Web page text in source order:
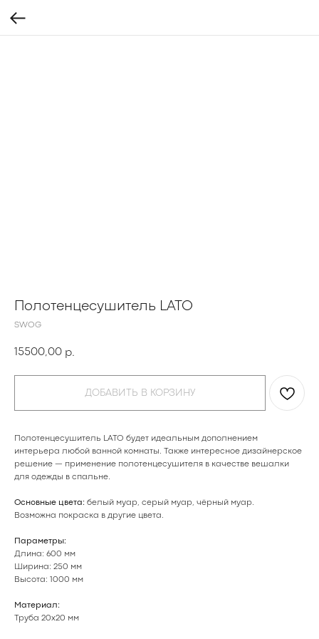
Полотенцесушитель LATO
SWOG
15500,00 р.
ДОБАВИТЬ В КОРЗИНУ
Полотенцесушитель LATO будет идеальным дополнением
интерьера любой ванной комнаты. Также интересное дизайнерское
решение — применение полотенцесушителя в качестве вешалки
для одежды в спальне.
Основные цвета: белый муар, серый муар, чёрный муар.
Возможна покраска в другие цвета .
Параметры:
Длина: 600 мм
Ширина: 250 мм
Высота: 1000 мм
Материал:
Труба 20х20 мм